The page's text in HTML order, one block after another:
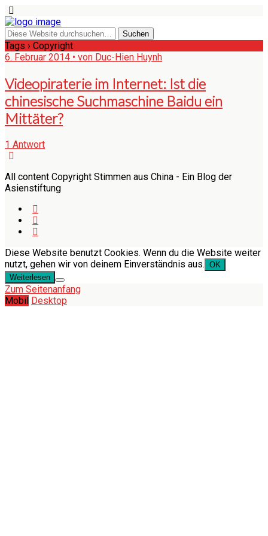
Tags › Copyright
6. Februar 2014 • von Duc-Hien Huynh
Videopiraterie im Internet: Ist die
chinesische Suchmaschine Baidu ein
Mittäter?
1 Antwort
All content Copyright Stimmen aus China - Ein Blog der
Asienstiftung
Diese Website benutzt Cookies. Wenn du die Website weiter
nutzt, gehen wir von deinem Einverständnis aus. OK
Weiterlesen
Zum Seitenanfang
Mobil Desktop